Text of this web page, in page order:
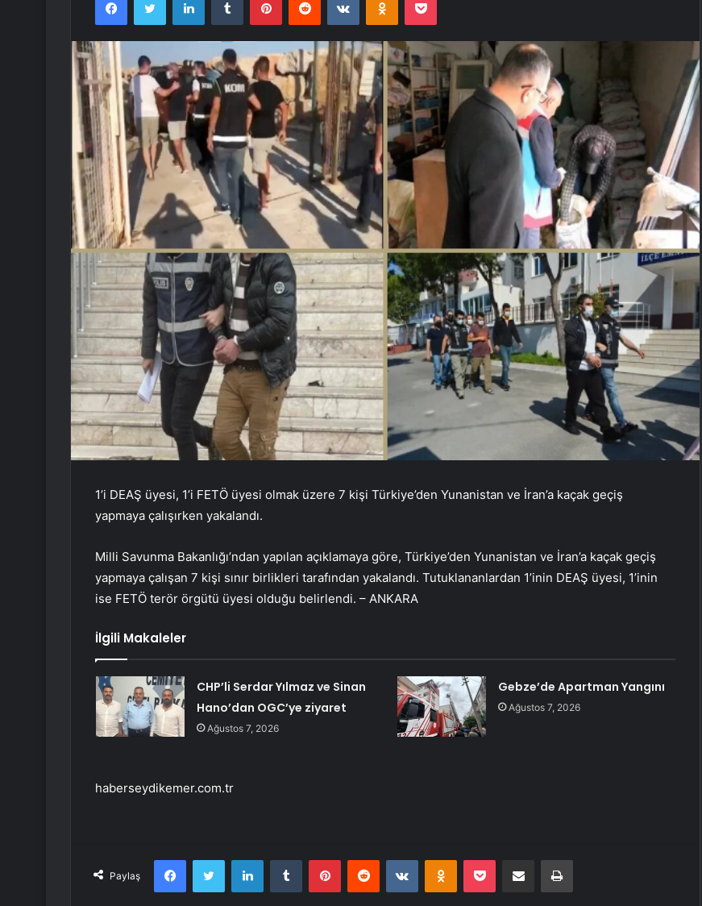
1’i DEAŞ üyesi, 1’i FETÖ üyesi olmak üzere 7 kişi Türkiye’den Yunanistan ve İran’a kaçak geçiş
yapmaya çalışırken yakalandı.
Milli Savunma Bakanlığı’ndan yapılan açıklamaya göre, Türkiye’den Yunanistan ve İran’a kaçak geçiş
yapmaya çalışan 7 kişi sınır birlikleri tarafından yakalandı. Tutuklananlardan 1’inin DEAŞ üyesi, 1’inin
ise FETÖ terör örgütü üyesi olduğu belirlendi. – ANKARA
İlgili Makaleler
CHP’li Serdar Yılmaz ve Sinan
Hano’dan OGC’ye ziyaret
Ağustos 7, 2026
Gebze’de Apartman Yangını
Ağustos 7, 2026
haberseydikemer.com.tr
Paylaş
FacebookTwitter LinkedInTumblr PinterestReddit VKontakteOdnoklassniki
Pocket E-Posta ile paylaş Yazdır